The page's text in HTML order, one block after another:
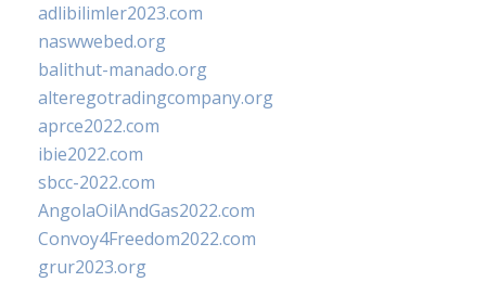
adlibilimler2023.com
naswwebed.org
balithut-manado.org
alteregotradingcompany.org
aprce2022.com
ibie2022.com
sbcc-2022.com
AngolaOilAndGas2022.com
Convoy4Freedom2022.com
grur2023.org